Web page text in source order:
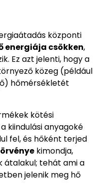
központi
energiája csökken,
Ez azt jelenti, hogy a
közeg (például
hőmérsékletét
kötési
kiindulási anyagoké
fel, és hőként terjed
kimondja,
átalakul; tehát ami a
jelenik meg hő